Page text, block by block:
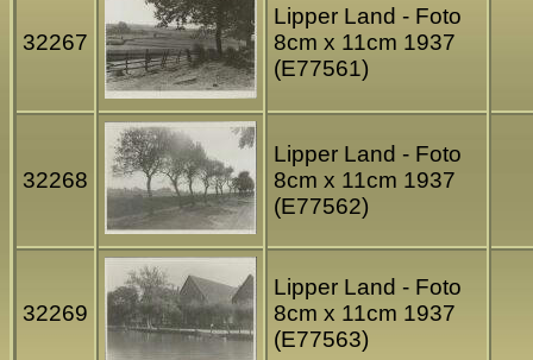
32267
Lipper Land - Foto
8cm x 11cm 1937
(E77561)
32268
Lipper Land - Foto
8cm x 11cm 1937
(E77562)
32269
Lipper Land - Foto
8cm x 11cm 1937
(E77563)